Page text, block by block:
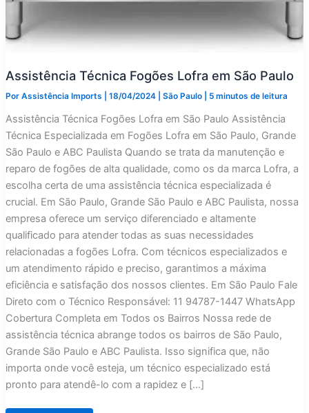
Assistência Técnica Fogões Lofra em São Paulo
Por Assistência Imports 18/04/2024 São Paulo| 5 minutos de leitura
Assistência Técnica Fogões Lofra em São Paulo Assistência
Técnica Especializada em Fogões Lofra em São Paulo, Grande
São Paulo e ABC Paulista Quando se trata da manutenção e
reparo de fogões de alta qualidade, como os da marca Lofra, a
escolha certa de uma assistência técnica especializada é
crucial. Em São Paulo, Grande São Paulo e ABC Paulista, nossa
empresa oferece um serviço diferenciado e altamente
qualificado para atender todas as suas necessidades
relacionadas a fogões Lofra. Com técnicos especializados e
um atendimento rápido e preciso, garantimos a máxima
eficiência e satisfação dos nossos clientes. Em São Paulo Fale
Direto com o Técnico Responsável: 11 94787-1447 WhatsApp
Cobertura Completa em Todos os Bairros Nossa rede de
assistência técnica abrange todos os bairros de São Paulo,
Grande São Paulo e ABC Paulista. Isso significa que, não
importa onde você esteja, um técnico especializado está
pronto para atendê-lo com a rapidez e […]